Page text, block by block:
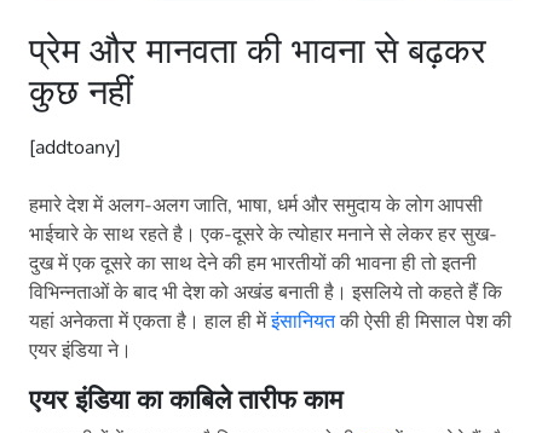
प्रेम और मानवता की भावना से बढ़कर
कुछ नहीं
[addtoany]
हमारे देश में अलग-अलग जाति, भाषा, धर्म और समुदाय के लोग आपसी
भाईचारे के साथ रहते है। एक-दूसरे के त्योहार मनाने से लेकर हर सुख-
दुख में एक दूसरे का साथ देने की हम भारतीयों की भावना ही तो इतनी
विभिन्नताओं के बाद भी देश को अखंड बनाती है। इसलिये तो कहते हैं कि
यहां अनेकता में एकता है। हाल ही मेंइंसानियतकी ऐसी ही मिसाल पेश की
एयर इंडिया ने।
एयर इंडिया का काबिले तारीफ काम